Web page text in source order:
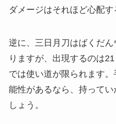
ダメージはそれほど心配す
逆に、三日月刀はばくだ
りますが、出現するのは
では使い道が限られます
能性があるなら、持って
しょう。